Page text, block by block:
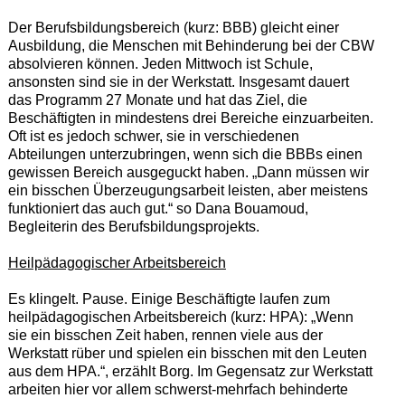
Der Berufsbildungsbereich (kurz: BBB) gleicht einer
Ausbildung, die Menschen mit Behinderung bei der CBW
absolvieren können. Jeden Mittwoch ist Schule,
ansonsten sind sie in der Werkstatt. Insgesamt dauert
das Programm 27 Monate und hat das Ziel, die
Beschäftigten in mindestens drei Bereiche einzuarbeiten.
Oft ist es jedoch schwer, sie in verschiedenen
Abteilungen unterzubringen, wenn sich die BBBs einen
gewissen Bereich ausgeguckt haben. „Dann müssen wir
ein bisschen Überzeugungsarbeit leisten, aber meistens
funktioniert das auch gut.“ so Dana Bouamoud,
Begleiterin des Berufsbildungsprojekts.
Heilpädagogischer Arbeitsbereich
Es klingeIt. Pause. Einige Beschäftigte laufen zum
heilpädagogischen Arbeitsbereich (kurz: HPA): „Wenn
sie ein bisschen Zeit haben, rennen viele aus der
Werkstatt rüber und spielen ein bisschen mit den Leuten
aus dem HPA.“, erzählt Borg. Im Gegensatz zur Werkstatt
arbeiten hier vor allem schwerst-mehrfach behinderte